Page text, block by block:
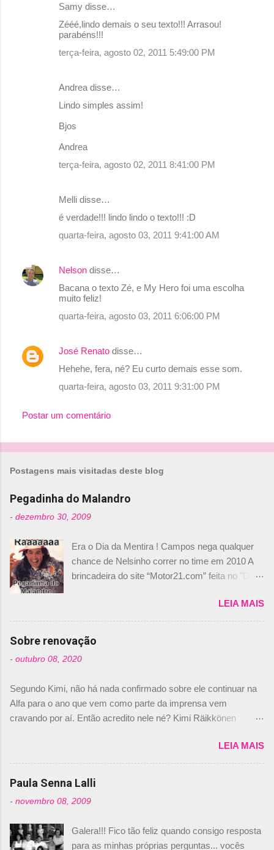
Samy disse…
Zééé,lindo demais o seu texto!!! Arrasou!
parabéns!!!
terça-feira, agosto 02, 2011 5:49:00 PM
Andrea disse…
Lindo simples assim!
Bjos
Andrea
terça-feira, agosto 02, 2011 8:41:00 PM
Melli disse…
é verdade!!! lindo lindo o texto!!! :D
quarta-feira, agosto 03, 2011 9:41:00 AM
Nelson disse…
Bacana o texto Zé, e My Hero foi uma escolha
muito feliz!
quarta-feira, agosto 03, 2011 6:06:00 PM
José Renato disse…
Hehehe, fera, né? Eu curto demais esse som.
quarta-feira, agosto 03, 2011 9:31:00 PM
Postar um comentário
Postagens mais visitadas deste blog
Pegadinha do Malandro
- dezembro 30, 2009
Era o Dia da Mentira ! Campos nega qualquer
chance de Nelsinho correr no time em 2010 A
brincadeira do site “Motor21.com” feita no "Día
de abril –, afirmando que Nelson Piquet havia
comprado 15% das ações da Campos, dando,
com isso, um lugar no time a Nelsinho Piquet,
foi esclarecida de uma vez por todas por
Daniele Audetto, diretor da escuderia. O
não será o companheiro de Bruno Senna em
2010. "Na verdade, nós recebemos uma oferta
de Piquet", admitiu Audetto. “Mas depois de ter
dois brasileiros”, explicou, dizendo ainda que
não tem nada contra o filho do tricampeão
Nelson Piquet. “Ele é um bom piloto, rápido e
experiente.” Audetto disse ainda que a suposta
não corresponde à realidade. “O suposto 15%
de investimento seria menor do que aquilo que
LEIA MAIS
Sobre renovação
- outubro 08, 2020
Segundo Kimi, não há nada confirmado sobre ele continuar na
Alfa para o ano que vem como parte da imprensa vem
cravando por aí. Então acredito nele né? Kimi Räikkönen
truth but I’ve never had an option in my contract so that’s
should, pretty much, tell you that it’s not true." #Kimi7 #EifelGP
#AlfaRomeoRacing pic.twitter.com/77EDVn39Ia — Kimi
Romain falando sobre o fato do Iceman estar há tantos anos na
@RGrosjean ! #EifelGP 🇩🇪 #F1
LEIA MAIS
Paula Senna Lalli
- novembro 08, 2009
Galera!!! Fico tão feliz quando consigo resposta
para as minhas próprias perguntas... vocês